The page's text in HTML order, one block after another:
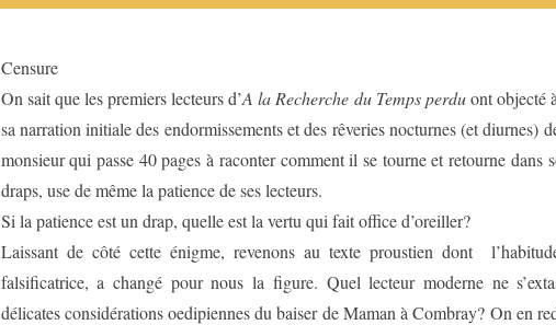
Censure
On sait que les premiers lecteurs d’A la Recherche du Temps perduont objecté
sa narration initiale des endormissements et des rêveries nocturnes (et diurnes)
monsieur qui passe 40 pages à raconter comment il se tourne et retourne dans
draps, use de même la patience de ses lecteurs.
Si la patience est un drap, quelle est la vertu qui fait office d’oreiller?
Laissant de côté cette énigme, revenons au texte proustien dont
falsificatrice, a changé pour nous la figure. Quel lecteur moderne ne
délicates considérations oedipiennes du baiser de Maman à Combray? On en